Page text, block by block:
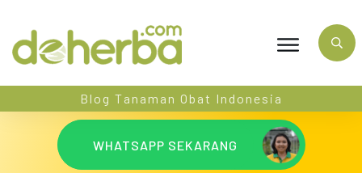
Blog Tanaman Obat Indonesia
WHATSAPP SEKARANG